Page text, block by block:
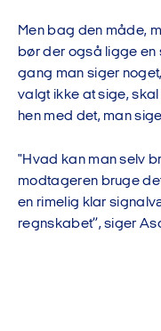
Men bag den måde,
bør der også ligge en
gang man siger
valgt ikke at sige, skal
hen med det, man
"Hvad kan man selv
modtageren bruge
en rimelig klar
regnskabet”, siger